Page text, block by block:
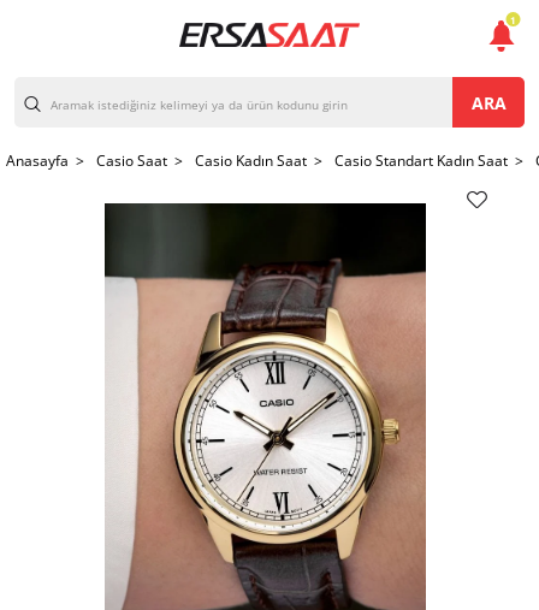
ARA
Anasayfa > Casio Saat > Casio Kadın Saat > Casio Standart Kadın Saat >
1